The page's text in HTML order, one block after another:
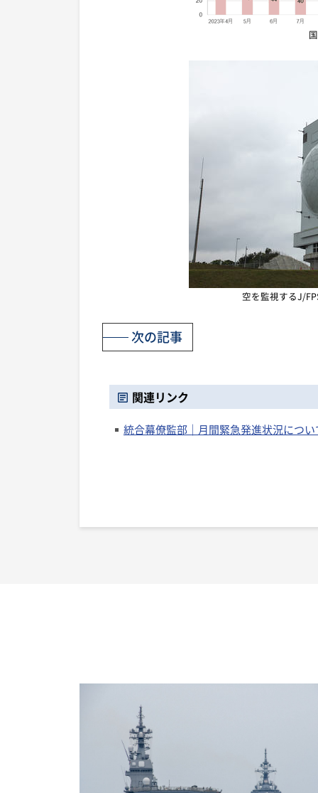
空を監視するJ/
次の記事
関連リンク
統合幕僚監部｜月間緊急発進状況につ